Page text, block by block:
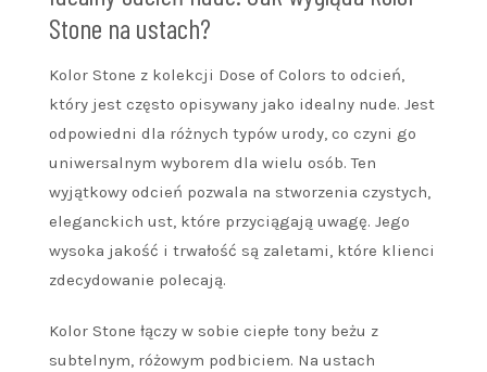
Stone na ustach?
Kolor Stone z kolekcji Dose of Colors to odcień,
który jest często opisywany jako idealny nude. Jest
odpowiedni dla różnych typów urody, co czyni go
uniwersalnym wyborem dla wielu osób. Ten
wyjątkowy odcień pozwala na stworzenia czystych,
eleganckich ust, które przyciągają uwagę. Jego
wysoka jakość i trwałość są zaletami, które klienci
zdecydowanie polecają.
Kolor Stone łączy w sobie ciepłe tony beżu z
subtelnym, różowym podbiciem. Na ustach